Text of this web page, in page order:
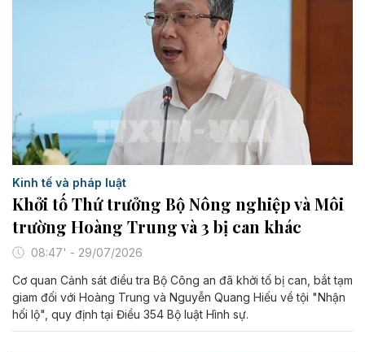
Kinh tế và pháp luật
Khởi tố Thứ trưởng Bộ Nông nghiệp và Môi
trường Hoàng Trung và 3 bị can khác
08:47' - 29/07/2026
Cơ quan Cảnh sát điều tra Bộ Công an đã khởi tố bị can, bắt tạm
giam đối với Hoàng Trung và Nguyễn Quang Hiếu về tội "Nhận
hối lộ", quy định tại Điều 354 Bộ luật Hình sự.